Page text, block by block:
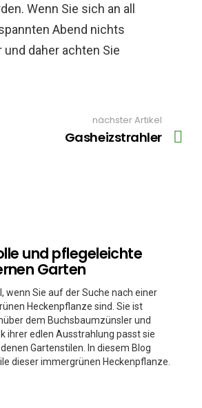
Wenn Sie sich an all
Abend nichts
daher achten Sie
nächster Artikel
Gasheizstrahler
und pflegeleichte
Garten
wenn Sie auf der Suche nach einer
Heckenpflanze sind. Sie ist
dem Buchsbaumzünsler und
ihrer edlen Ausstrahlung passt sie
Gartenstilen. In diesem Blog
dieser immergrünen Heckenpflanze.